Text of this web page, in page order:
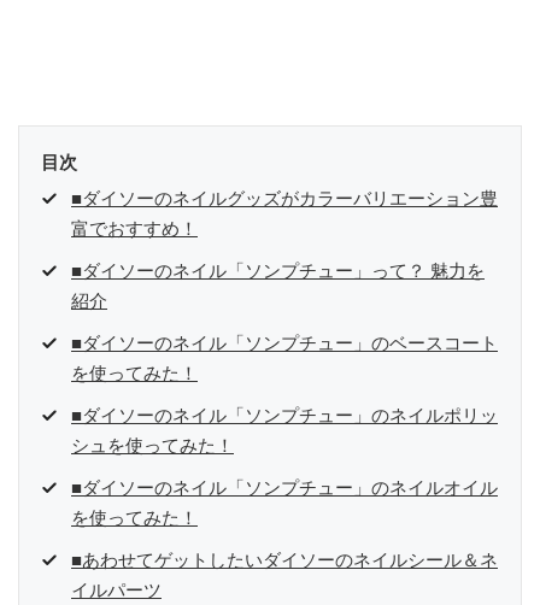
目次
■ダイソーのネイルグッズがカラーバリエーション豊
富でおすすめ！
■ダイソーのネイル「ソンプチュー」って？ 魅力を
紹介
■ダイソーのネイル「ソンプチュー」のベースコート
を使ってみた！
■ダイソーのネイル「ソンプチュー」のネイルポリッ
シュを使ってみた！
■ダイソーのネイル「ソンプチュー」のネイルオイル
を使ってみた！
■あわせてゲットしたいダイソーのネイルシール＆ネ
イルパーツ